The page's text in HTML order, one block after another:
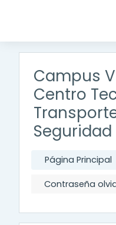
Campus
Centro
Seguridad
Página Principal
Contraseña